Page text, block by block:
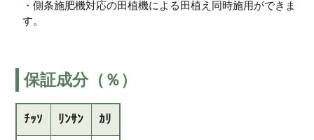
・側条施肥機対応の田植機による田植え同時施用ができま
す。
保証成分（％）
ﾁｯｿ ﾘﾝｻﾝ ｶﾘ